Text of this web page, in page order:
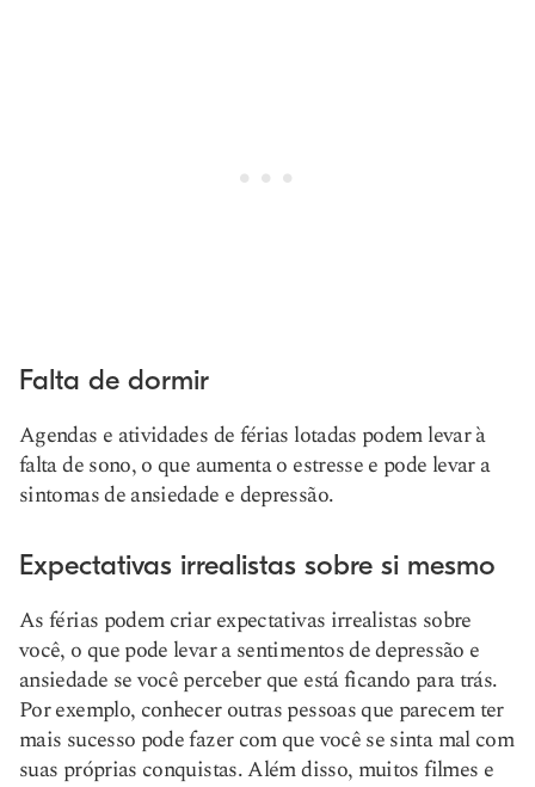
Falta de dormir
Agendas e atividades de férias lotadas podem levar à
falta de sono, o que aumenta o estresse e pode levar a
sintomas de ansiedade e depressão.
Expectativas irrealistas sobre si mesmo
As férias podem criar expectativas irrealistas sobre
você, o que pode levar a sentimentos de depressão e
ansiedade se você perceber que está ficando para trás.
Por exemplo, conhecer outras pessoas que parecem ter
mais sucesso pode fazer com que você se sinta mal com
suas próprias conquistas. Além disso, muitos filmes e